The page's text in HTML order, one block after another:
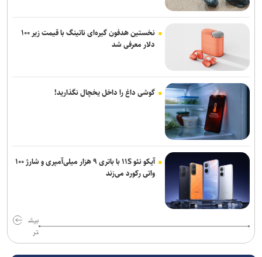
نخستین هدفون گیره‌ای ناتینگ با قیمت زیر ۱۰۰
دلار معرفی شد
گوشی داغ را داخل یخچال نگذارید!
آیکو نئو ۱۱S با باتری ۹ هزار میلی‌آمپری و شارژ ۱۰۰
واتی رکورد می‌زند
بیش
تر